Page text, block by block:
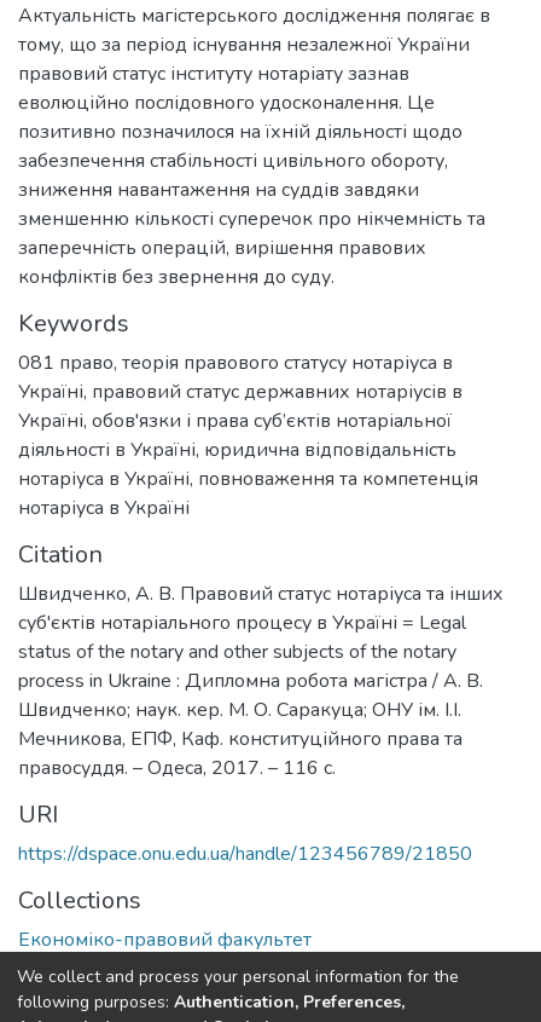
Актуальність магістерського дослідження полягає в
тому, що за період існування незалежної України
правовий статус інституту нотаріату зазнав
еволюційно послідовного удосконалення. Це
позитивно позначилося на їхній діяльності щодо
забезпечення стабільності цивільного обороту,
зниження навантаження на суддів завдяки
зменшенню кількості суперечок про нікчемність та
заперечність операцій, вирішення правових
конфліктів без звернення до суду.
Keywords
081 право, теорія правового статусу нотаріуса в
Україні, правовий статус державних нотаріусів в
Україні, обов'язки і права суб’єктів нотаріальної
діяльності в Україні, юридична відповідальність
нотаріуса в Україні, повноваження та компетенція
нотаріуса в Україні
Citation
Швидченко, А. В. Правовий статус нотаріуса та інших
суб'єктів нотаріального процесу в Україні = Legal
status of the notary and other subjects of the notary
process in Ukraine : Дипломна робота магістра / А. В.
Швидченко; наук. кер. М. О. Саракуца; ОНУ ім. І.І.
Мечникова, ЕПФ, Каф. конституційного права та
правосуддя. – Одеса, 2017. – 116 с.
URI
https://dspace.onu.edu.ua/handle/123456789/21850
Collections
Економіко-правовий факультет
Full item page
We collect and process your personal information for the
following purposes: Authentication, Preferences,